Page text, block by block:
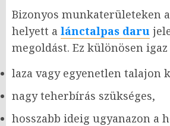
Bizonyos munkaterületeken
helyett a lánctalpas daru
megoldást. Ez különösen
laza vagy egyenetlen talajon
nagy teherbírás szükséges,
hosszabb ideig ugyanazon a